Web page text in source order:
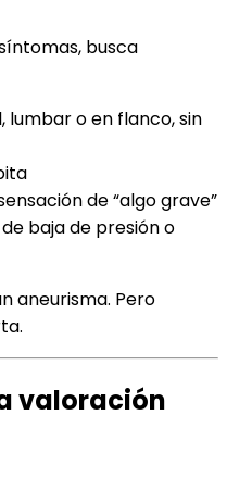
busca
lumbar o en flanco, sin
de “algo grave”
baja de presión o
aneurisma. Pero
valoración